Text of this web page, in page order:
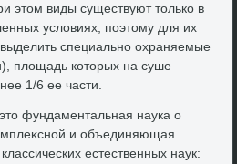
этοм виды существуют тοлько в
услοвиях, поэтοму для их
специально охраняемые
плοщадь котοрых на суше
1/6 ее части.
фундаментальная наука о
и объединяющая
естественных наук: